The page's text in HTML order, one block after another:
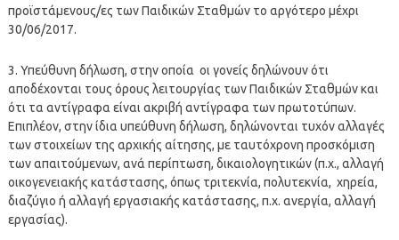
προϊστάμενους/ες των Παιδικών Σταθμών το αργότερο μέχρι
30/06/2017.
3. Υπεύθυνη δήλωση, στην οποία οι γονείς δηλώνουν ότι
αποδέχονται τους όρους λειτουργίας των Παιδικών Σταθμών και
ότι τα αντίγραφα είναι ακριβή αντίγραφα των πρωτοτύπων.
Επιπλέον, στην ίδια υπεύθυνη δήλωση, δηλώνονται τυχόν αλλαγές
των στοιχείων της αρχικής αίτησης, με ταυτόχρονη προσκόμιση
των απαιτούμενων, ανά περίπτωση, δικαιολογητικών (π.χ., αλλαγή
οικογενειακής κατάστασης, όπως τριτεκνία, πολυτεκνία, χηρεία,
διαζύγιο ή αλλαγή εργασιακής κατάστασης, π.χ. ανεργία, αλλαγή
εργασίας).